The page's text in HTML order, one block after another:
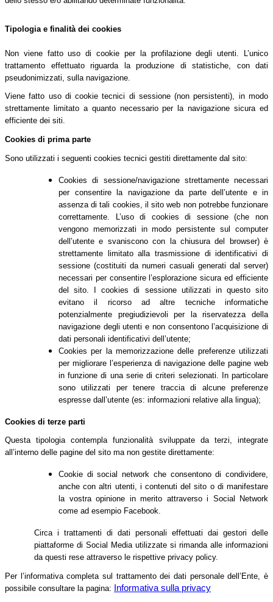
Tipologia e finalità dei cookies
Non viene fatto uso di cookie per la profilazione degli utenti. L’unico
trattamento effettuato riguarda la produzione di statistiche, con dati
pseudonimizzati, sulla navigazione.
Viene fatto uso di cookie tecnici di sessione (non persistenti), in modo
strettamente limitato a quanto necessario per la navigazione sicura ed
efficiente dei siti.
Cookies di prima parte
Sono utilizzati i seguenti cookies tecnici gestiti direttamente dal sito:
Cookies di sessione/navigazione strettamente necessari
per consentire la navigazione da parte dell’utente e in
assenza di tali cookies, il sito web non potrebbe funzionare
correttamente. L’uso di cookies di sessione (che non
vengono memorizzati in modo persistente sul computer
dell’utente e svaniscono con la chiusura del browser) è
strettamente limitato alla trasmissione di identificativi di
sessione (costituiti da numeri casuali generati dal server)
necessari per consentire l’esplorazione sicura ed efficiente
del sito. I cookies di sessione utilizzati in questo sito
evitano il ricorso ad altre tecniche informatiche
potenzialmente pregiudizievoli per la riservatezza della
navigazione degli utenti e non consentono l’acquisizione di
dati personali identificativi dell’utente;
Cookies per la memorizzazione delle preferenze utilizzati
per migliorare l’esperienza di navigazione delle pagine web
in funzione di una serie di criteri selezionati. In particolare
sono utilizzati per tenere traccia di alcune preferenze
espresse dall’utente (es: informazioni relative alla lingua);
Cookies di terze parti
Questa tipologia contempla funzionalità sviluppate da terzi, integrate
all’interno delle pagine del sito ma non gestite direttamente:
Cookie di social network che consentono di condividere,
anche con altri utenti, i contenuti del sito o di manifestare
la vostra opinione in merito attraverso i Social Network
come ad esempio Facebook.
Circa i trattamenti di dati personali effettuati dai gestori delle
piattaforme di Social Media utilizzate si rimanda alle informazioni
da questi rese attraverso le rispettive privacy policy.
Per l’informativa completa sul trattamento dei dati personale dell’Ente, è
possibile consultare la pagina:
Informativa sulla privacy